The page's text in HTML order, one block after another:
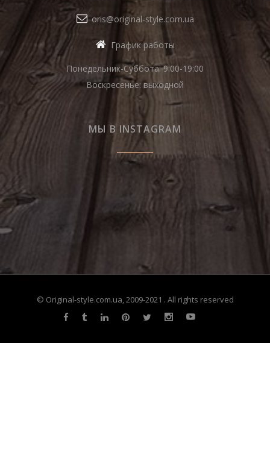
oris@original-style.com.ua
График работы
Понедельник-Суббота: 9:00-19:00
Воскресенье: выходной
МЫ В INSTAGRAM
© Original-style.com.ua, 2009-2021 . All rights reserved